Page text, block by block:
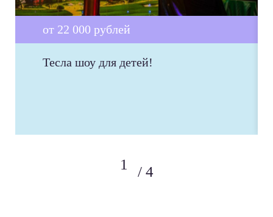
от 22 000 рублей
Тесла шоу для детей!
4